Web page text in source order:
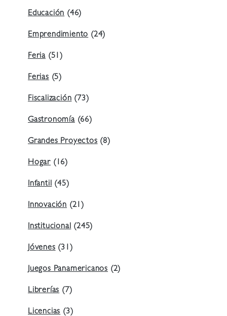
Educación (46)
Emprendimiento (24)
Feria (51)
Ferias (5)
Fiscalización (73)
Gastronomía(66)
Grandes Proyectos (8)
Hogar (16)
Infantil (45)
Innovación (21)
Institucional (245)
Jóvenes (31)
Juegos Panamericanos (2)
Librerías (7)
Licencias (3)